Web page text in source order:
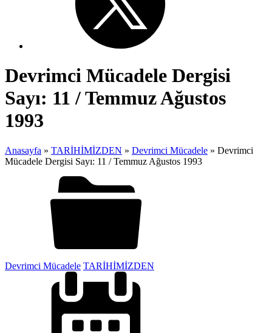
Devrimci Mücadele Dergisi
Sayı: 11 / Temmuz Ağustos
1993
Anasayfa » TARİHİMİZDEN » Devrimci Mücadele » Devrimci
Mücadele Dergisi Sayı: 11 / Temmuz Ağustos 1993
Devrimci Mücadele TARİHİMİZDEN